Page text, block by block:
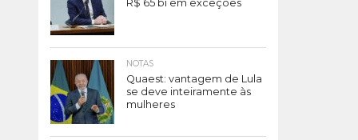
R$ 65 bi em exceções
NOTAS
Quaest: vantagem de Lula
se deve inteiramente às
mulheres